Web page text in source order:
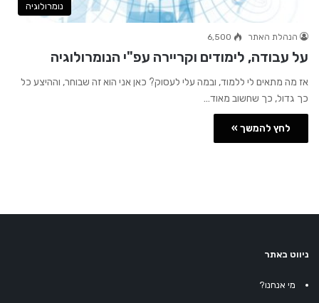
נומרולוגיה
הנהלת האתר 6,500
על עבודה, לימודים וקריירה עפ"י הנומרולוגיה
אז מה מתאים לי ללמוד, ובמה עלי לעסוק? כאן אני הוא זה שבוחר, וההיצע כל
כך גדול, כך שחשוב מאוד…
לחץ להמשך »
ניווט באתר
מי אנחנו?